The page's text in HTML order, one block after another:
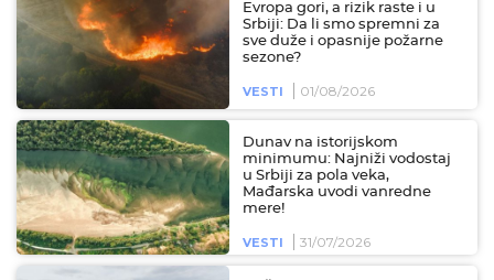
Evropa gori, a rizik raste i u
Srbiji: Da li smo spremni za
sve duže i opasnije požarne
sezone?
VESTI 01/08/2026
Dunav na istorijskom
minimumu: Najniži vodostaj
u Srbiji za pola veka,
Mađarska uvodi vanredne
mere!
VESTI 31/07/2026